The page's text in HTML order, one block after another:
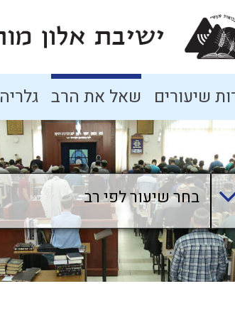
שיעורים שאל את הרב גלריה
בחר שיעור לפי רב